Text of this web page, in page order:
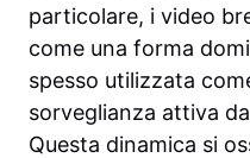
particolare, i video
come una forma
spesso utilizzata
sorveglianza attiva
Questa dinamica si